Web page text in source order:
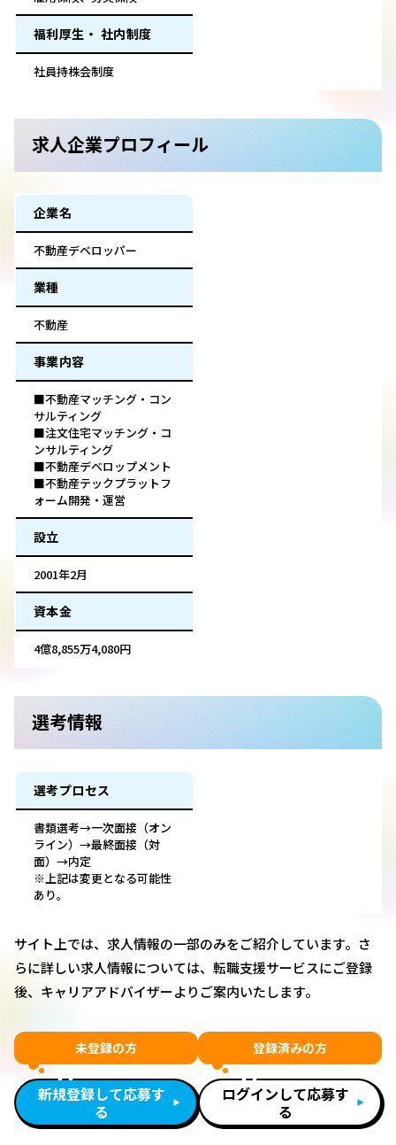
福利厚生・ 社内制度
社員持株会制度
求人企業プロフィール
企業名
不動産デベロッパー
業種
不動産
事業内容
■不動産マッチング・コン
サルティング
■注文住宅マッチング・コ
ンサルティング
■不動産デベロップメント
■不動産テックプラットフ
ォーム開発・運営
設立
2001年2月
資本金
4億8,855万4,080円
選考情報
選考プロセス
書類選考→一次面接（オン
ライン）→最終面接（対
面）→内定
※上記は変更となる可能性
あり。
サイト上では、求人情報の一部のみをご紹介しています。さ
らに詳しい求人情報については、転職支援サービスにご登録
後、キャリアアドバイザーよりご案内いたします。
未登録の方
新規登録して応募す
る
登録済みの方
ログインして応募す
る